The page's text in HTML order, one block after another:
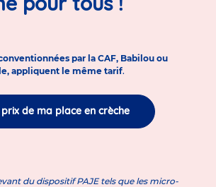
par la CAF, Babilou ou
appliquent le même tarif.
de ma place en crèche
du dispositif PAJE tels que les micro-